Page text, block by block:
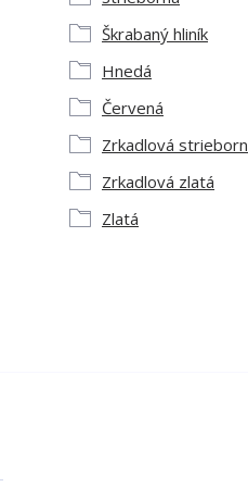
Škrabaný hliník
Hnedá
Červená
Zrkadlová
Zrkadlová zlatá
Zlatá